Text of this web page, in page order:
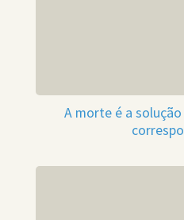
A morte é a